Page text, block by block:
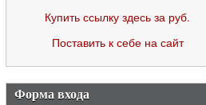
Купить ссылку здесь за руб.
Поставить к себе на сайт
Форма входа